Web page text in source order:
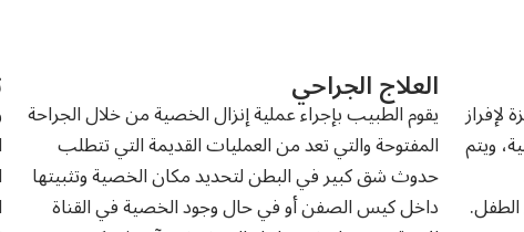
لإفراز
ويتم
العلاج الجراحي
يقوم الطبيب بإجراء عملية إنزال الخصية من خلال الجراحة
المفتوحة والتي تعد من العمليات القديمة التي تتطلب
حدوث شق كبير في البطن لتحديد مكان الخصية وتثبيتها
داخل كيس الصفن أو في حال وجود الخصية في القناة